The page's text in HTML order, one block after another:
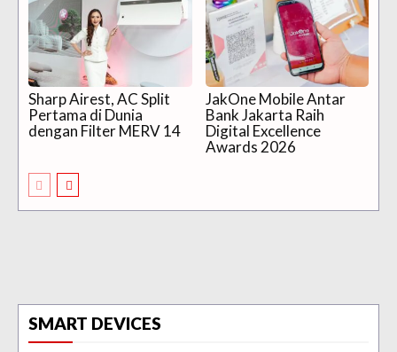
Sharp Airest, AC Split
Pertama di Dunia
dengan Filter MERV 14
JakOne Mobile Antar
Bank Jakarta Raih
Digital Excellence
Awards 2026
SMART DEVICES